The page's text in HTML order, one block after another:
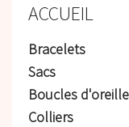
ACCUEIL
Bracelets
Sacs
Boucles
Colliers